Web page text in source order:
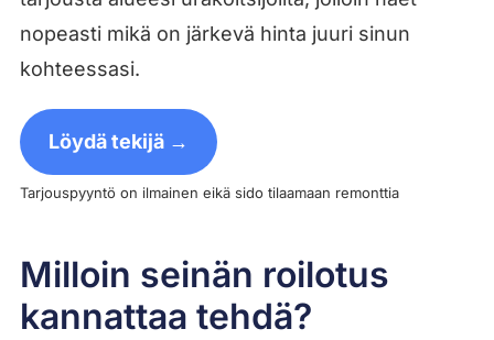
nopeasti mikä on järkevä hinta juuri sinun
kohteessasi.
Löydä tekijä →
Tarjouspyyntö on ilmainen eikä sido tilaamaan remonttia
Milloin seinän roilotus
kannattaa tehdä?